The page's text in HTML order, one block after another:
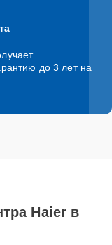
до 3 лет на
Haier в